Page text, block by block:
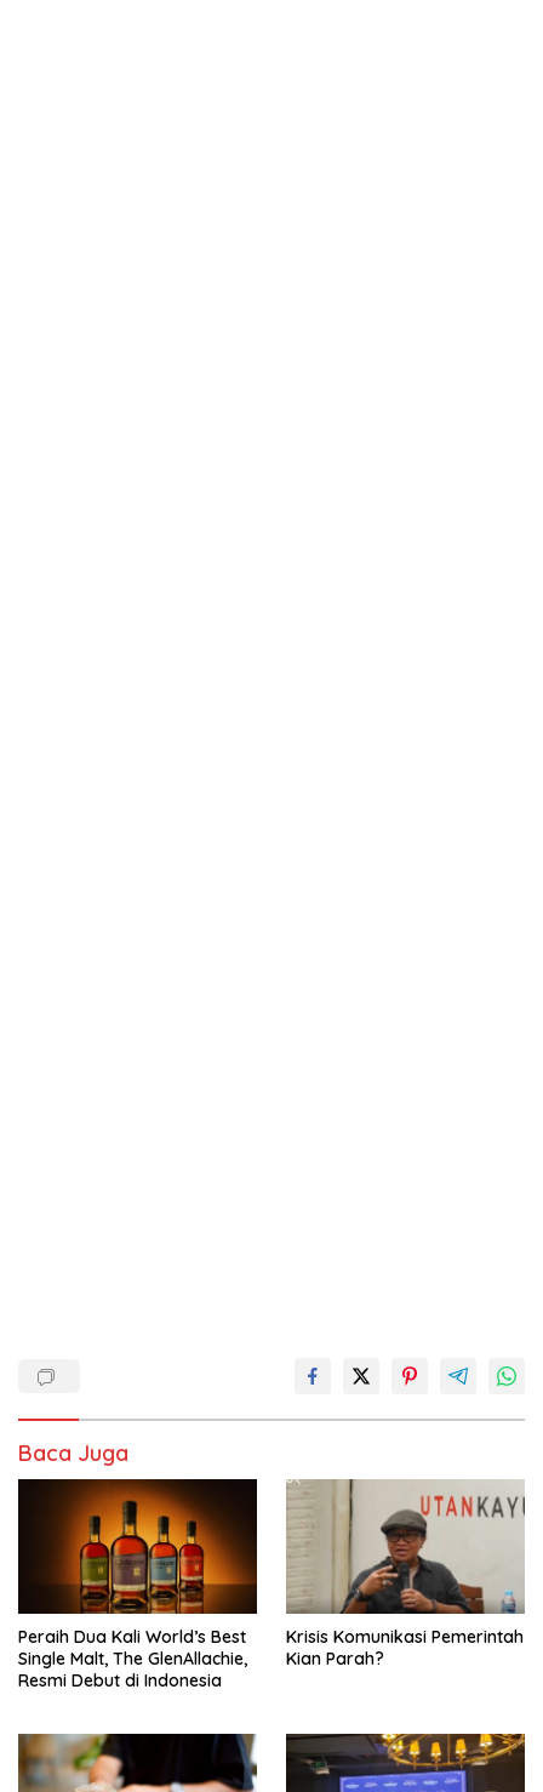
Baca Juga
Peraih Dua Kali World’s Best
Single Malt, The GlenAllachie,
Resmi Debut di Indonesia
Krisis Komunikasi Pemerintah
Kian Parah?